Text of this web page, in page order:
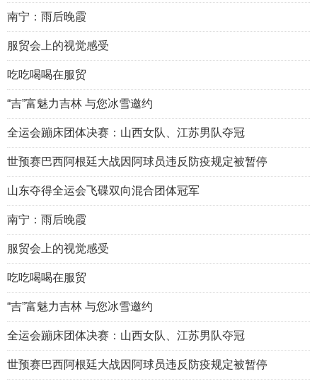
南宁：雨后晚霞
服贸会上的视觉感受
吃吃喝喝在服贸
“吉”富魅力吉林 与您冰雪邀约
全运会蹦床团体决赛：山西女队、江苏男队夺冠
世预赛巴西阿根廷大战因阿球员违反防疫规定被暂停
山东夺得全运会飞碟双向混合团体冠军
南宁：雨后晚霞
服贸会上的视觉感受
吃吃喝喝在服贸
“吉”富魅力吉林 与您冰雪邀约
全运会蹦床团体决赛：山西女队、江苏男队夺冠
世预赛巴西阿根廷大战因阿球员违反防疫规定被暂停